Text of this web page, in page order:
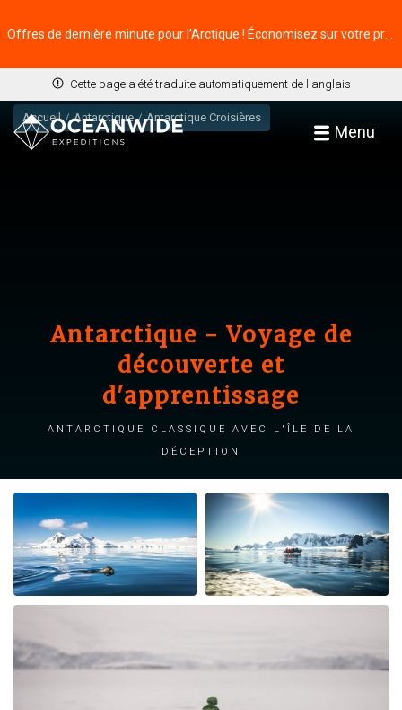
Cette page a été traduite automatiquement de l'anglais
Menu
Accueil Antarctique Antarctique Croisières
Antarctique - Voyage de
découverte et
d'apprentissage
Antarctique classique avec l'île de la
Déception